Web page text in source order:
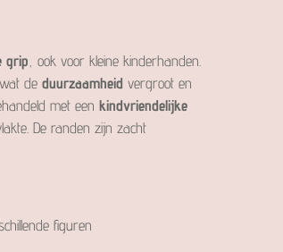
grip , ook voor kleine kinderhanden.
de duurzaamheid vergroot en
met een kindvriendelijke
De randen zijn zacht
figuren